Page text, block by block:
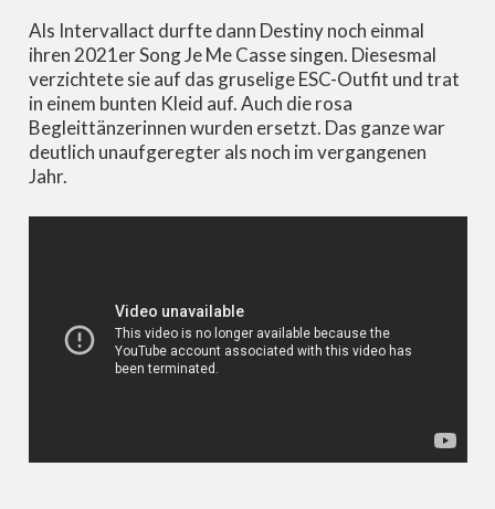
Als Intervallact durfte dann Destiny noch einmal
ihren 2021er Song Je Me Casse singen. Diesesmal
verzichtete sie auf das gruselige ESC-Outfit und trat
in einem bunten Kleid auf. Auch die rosa
Begleittänzerinnen wurden ersetzt. Das ganze war
deutlich unaufgeregter als noch im vergangenen
Jahr.